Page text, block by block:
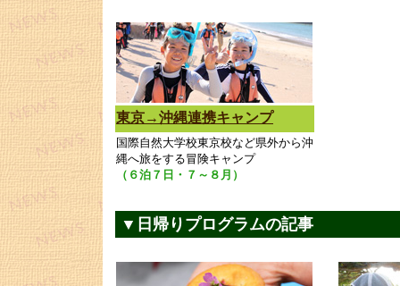
東京→沖縄連携キャンプ
国際自然大学校東京校など県外から沖
縄へ旅をする冒険キャンプ
（６泊７日・７～８月）
▼日帰りプログラムの記事